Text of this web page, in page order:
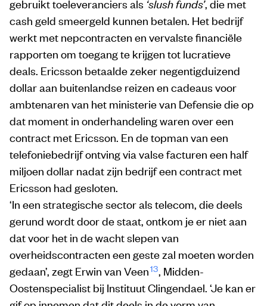
gebruikt toeleveranciers als ‘slush funds’, die met
cash geld smeergeld kunnen betalen. Het bedrijf
werkt met nepcontracten en vervalste financiële
rapporten om toegang te krijgen tot lucratieve
deals. Ericsson betaalde zeker negentigduizend
dollar aan buitenlandse reizen en cadeaus voor
ambtenaren van het ministerie van Defensie die op
dat moment in onderhandeling waren over een
contract met Ericsson. En de topman van een
telefoniebedrijf ontving via valse facturen een half
miljoen dollar nadat zijn bedrijf een contract met
Ericsson had gesloten.
‘In een strategische sector als telecom, die deels
gerund wordt door de staat, ontkom je er niet aan
dat voor het in de wacht slepen van
overheidscontracten een geste zal moeten worden
gedaan’, zegt Erwin van Veen13, Midden-
Oostenspecialist bij Instituut Clingendael. ‘Je kan er